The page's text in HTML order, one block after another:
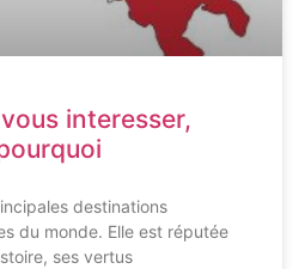
interesser,
destinations
du monde. Elle est réputée
ses vertus